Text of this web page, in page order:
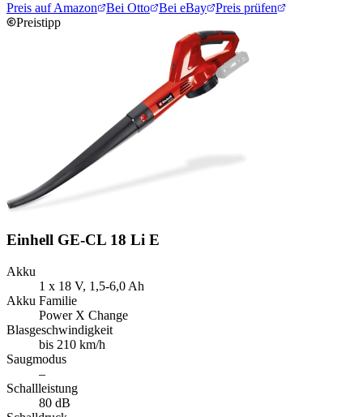
Preis auf Amazon
Bei Otto Bei eBay
Preis prüfen
Preistipp
Einhell GE-CL 18 Li E
Akku
1 x 18 V, 1,5-6,0 Ah
Akku Familie
Power X Change
Blasgeschwindigkeit
bis 210 km/h
Saugmodus
–
Schallleistung
80 dB